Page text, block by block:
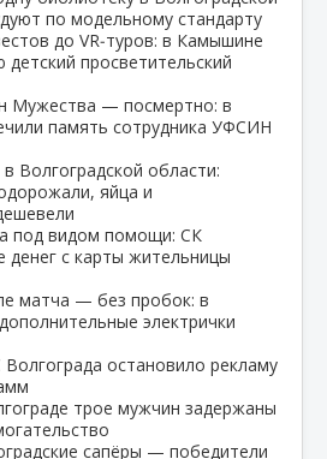
по модельному стандарту
до VR‑туров: в Камышине
просветительский
Мужества — посмертно: в
память сотрудника УФСИН
Волгоградской области:
яйца и
под видом помощи: СК
денег с карты жительницы
матча — без пробок: в
электрички
остановило рекламу
трое мужчин задержаны
сапёры — победители